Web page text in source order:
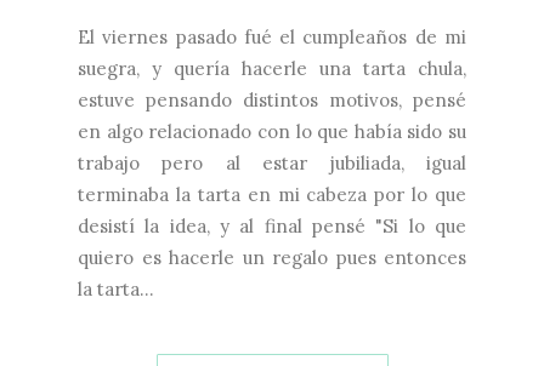
El viernes pasado fué el cumpleaños de mi
suegra, y quería hacerle una tarta chula,
estuve pensando distintos motivos, pensé
en algo relacionado con lo que había sido su
trabajo pero al estar jubiliada, igual
terminaba la tarta en mi cabeza por lo que
desistí la idea, y al final pensé "Si lo que
quiero es hacerle un regalo pues entonces
la tarta...